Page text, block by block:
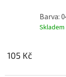
Barva:
Skladem
105 Kč